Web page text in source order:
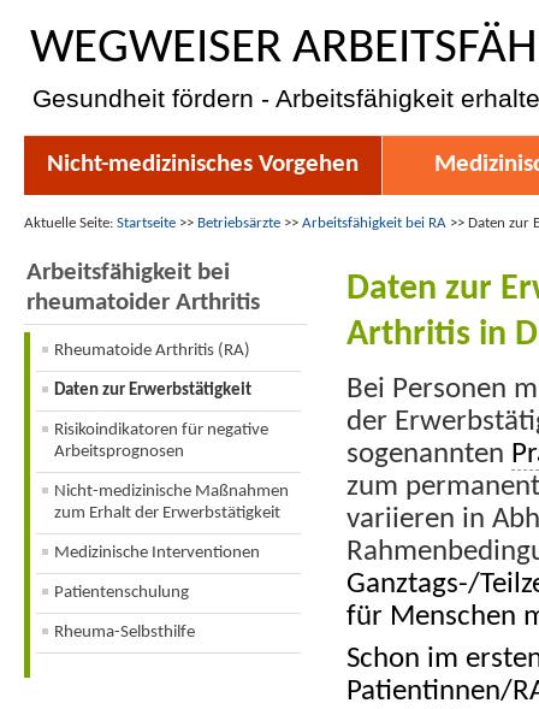
WEGWEISER
Gesundheit fördern - Arbeitsfähigkeit
Nicht-medizinisches Vorgehen
Aktuelle Seite: Startseite >> Betriebsärzte >> Arbeitsfähigkeit bei RA >> Daten zur
Arbeitsfähigkeit bei
rheumatoider Arthritis
Rheumatoide Arthritis (RA)
Daten zur Erwerbstätigkeit
Risikoindikatoren für negative
Arbeitsprognosen
Nicht-medizinische Maßnahmen
zum Erhalt der Erwerbstätigkeit
Medizinische Interventionen
Patientenschulung
Rheuma-Selbsthilfe
Daten zur
Arthritis in
Bei Personen
der
sogenannten
zum
variieren in
Ganztags-/
für Menschen
Schon im
Patientinnen/